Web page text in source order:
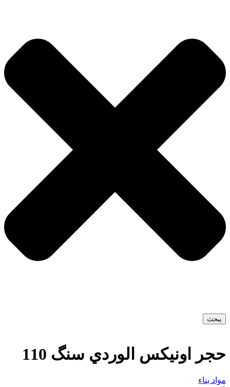
يبحث
حجر اونیکس الوردي سنگ 110
مواد بناء